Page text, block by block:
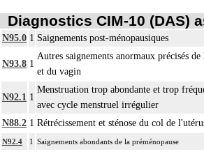
Diagnostics CIM-10 (DAS)
N95.0 1 Saignements post-ménopausiques
N93.8 1
Autres saignements anormaux précisés
et du vagin
N92.1 1
Menstruation trop abondante et trop
avec cycle menstruel irrégulier
N88.2 1 Rétrécissement et sténose du col de
N92.4 1 Saignements abondants de la préménopause